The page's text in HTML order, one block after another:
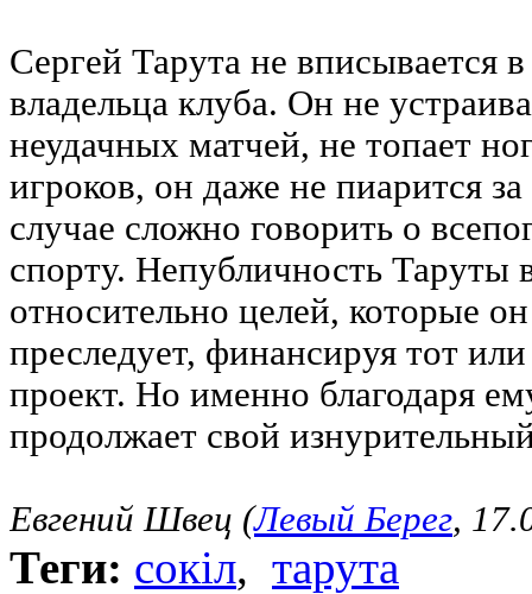
Сергей Тарута не вписывается
владельца клуба. Он не
неудачных матчей, не топает
игроков, он даже не пиарится
случае сложно говорить о
спорту. Непубличность Таруты
относительно целей, которые
преследует, финансируя тот
проект. Но именно благодаря
продолжает свой
Евгений Швец (Левый Берег,
Теги: сокіл, тарута